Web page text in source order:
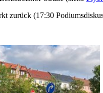
zurück (17:30